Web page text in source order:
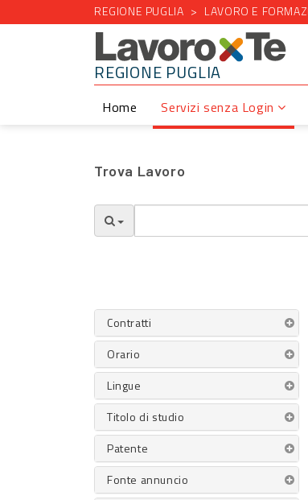
REGIONE PUGLIA LAVORO E
REGIONE PUGLIA
Home Servizi senza Login
Trova Lavoro
Contratti
Orario
Lingue
Titolo di studio
Patente
Fonte annuncio